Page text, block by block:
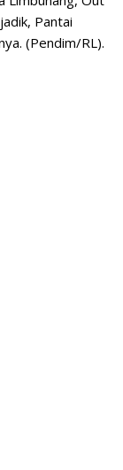
Pantai
(Pendim/RL).